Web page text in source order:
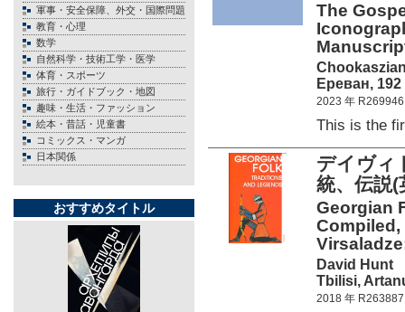
軍事・安全保障、外交・国際問題
教育・心理
数学
自然科学・技術工学・医学
体育・スポーツ
旅行・ガイドブック・地図
趣味・生活・ファッション
絵本・昔話・児童書
コミックス・マンガ
日本関係
おすすめタイトル
The
Ереван,
2023 年 R269946
This is the
デイヴィ
統、伝説(
Georgian
David Hunt
Tbilisi,
2018 年 R263887